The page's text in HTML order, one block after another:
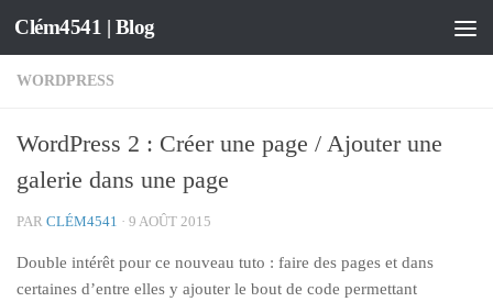
Skip to content
Clém4541 | Blog
WORDPRESS
WordPress 2 : Créer une page / Ajouter une
galerie dans une page
PAR CLÉM4541 · 9 AOÛT 2015
Double intérêt pour ce nouveau tuto : faire des pages et dans
certaines d’entre elles y ajouter le bout de code permettant